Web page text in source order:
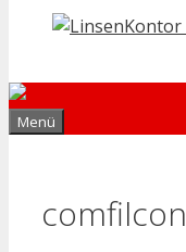
Menü
comfilcon